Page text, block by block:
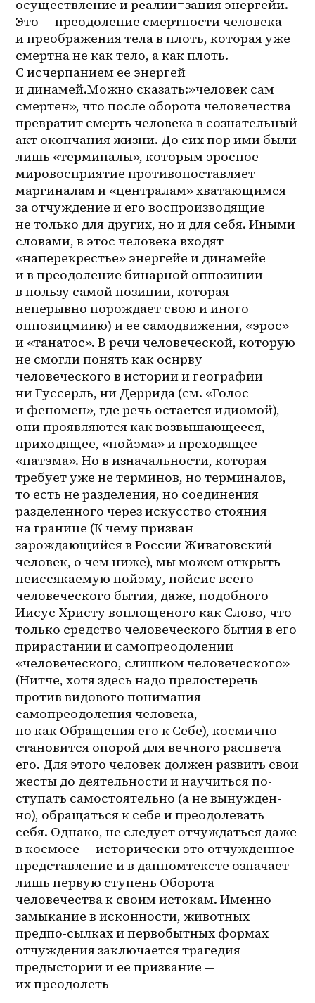
осуществление и реалии=зация энергейи.
Это — преодоление смертности человека
и преображения тела в плоть, которая уже
смертна не как тело, а как плоть.
С исчерпанием ее энергей
и динамей.Можно сказать:»человек сам
смертен», что после оборота человечества
превратит смерть человека в сознательный
акт окончания жизни. До сих пор ими были
лишь «терминалы», которым эросное
мировосприятие противопоставляет
маргиналам и «централам» хватающимся
за отчуждение и его воспроизводящие
не только для других, но и для себя. Иными
словами, в этос человека входят
«наперекрестье» энергейе и динамейе
и в преодоление бинарной оппозиции
в пользу самой позиции, которая
неперывно порождает свою и иного
оппозицмиию) и ее самодвижения, «эрос»
и «танатос». В речи человеческой, которую
не смогли понять как оснрву
человеческого в истории и географии
ни Гуссерль, ни Деррида (см. «Голос
и феномен», где речь остается идиомой),
они проявляются как возвышающееся,
приходящее, «пойэма» и преходящее
«патэма». Но в изначальности, которая
требует уже не терминов, но терминалов,
то есть не разделения, но соединения
разделенного через искусство стояния
на границе (К чему призван
зарождающийся в России Живаговский
человек, о чем ниже), мы можем открыть
неиссякаемую пойэму, пойсис всего
человеческого бытия, даже, подобного
Иисус Христу воплощеного как Слово, что
только средство человеческого бытия в его
прирастании и самопреодолении
«человеческого, слишком человеческого»
(Нитче, хотя здесь надо прелостеречь
против видового понимания
самопреодоления человека,
но как Обращения его к Себе), космично
становится опорой для вечного расцвета
его. Для этого человек должен развить свои
жесты до деятельности и научиться по-
ступать самостоятельно (а не вынужден-
но), обращаться к себе и преодолевать
себя. Однако, не следует отчуждаться даже
в космосе — исторически это отчужденное
представление и в данномтексте означает
лишь первую ступень Оборота
человечества к своим истокам. Именно
замыкание в исконности, животных
предпо-сылках и первобытных формах
отчуждения заключается трагедия
предыстории и ее призвание —
их преодолеть